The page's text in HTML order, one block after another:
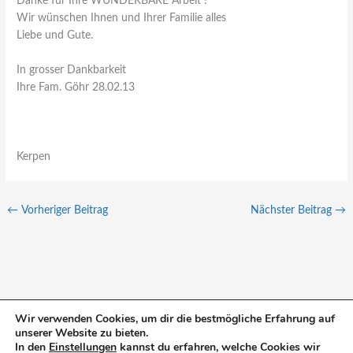
Wir wünschen Ihnen und Ihrer Familie alles
Liebe und Gute.
In grosser Dankbarkeit
Ihre Fam. Göhr 28.02.13
Kerpen
← Vorheriger Beitrag Nächster Beitrag →
S
Wir verwenden Cookies, um dir die bestmögliche Erfahrung auf
unserer Website zu bieten.
In den Einstellungen kannst du erfahren, welche Cookies wir